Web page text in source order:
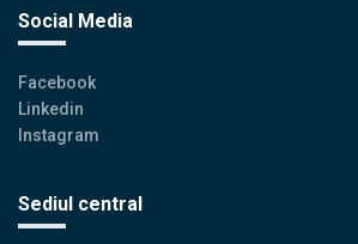
Social Media
Facebook
Linkedin
Instagram
Sediul central